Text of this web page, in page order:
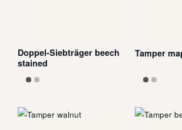
Doppel-Siebträger beech
stained
Tamper